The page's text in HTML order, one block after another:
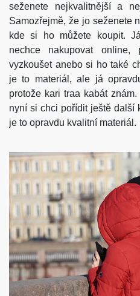
seženete nejkvalitnější a
Samozřejmě, že jo seženete
kde si ho můžete koupit.
nechce nakupovat
vyzkoušet anebo si ho také
je to materiál, ale já
protože kari traa kabát
nyní si chci pořídit ještě další
je to opravdu kvalitní materiál.